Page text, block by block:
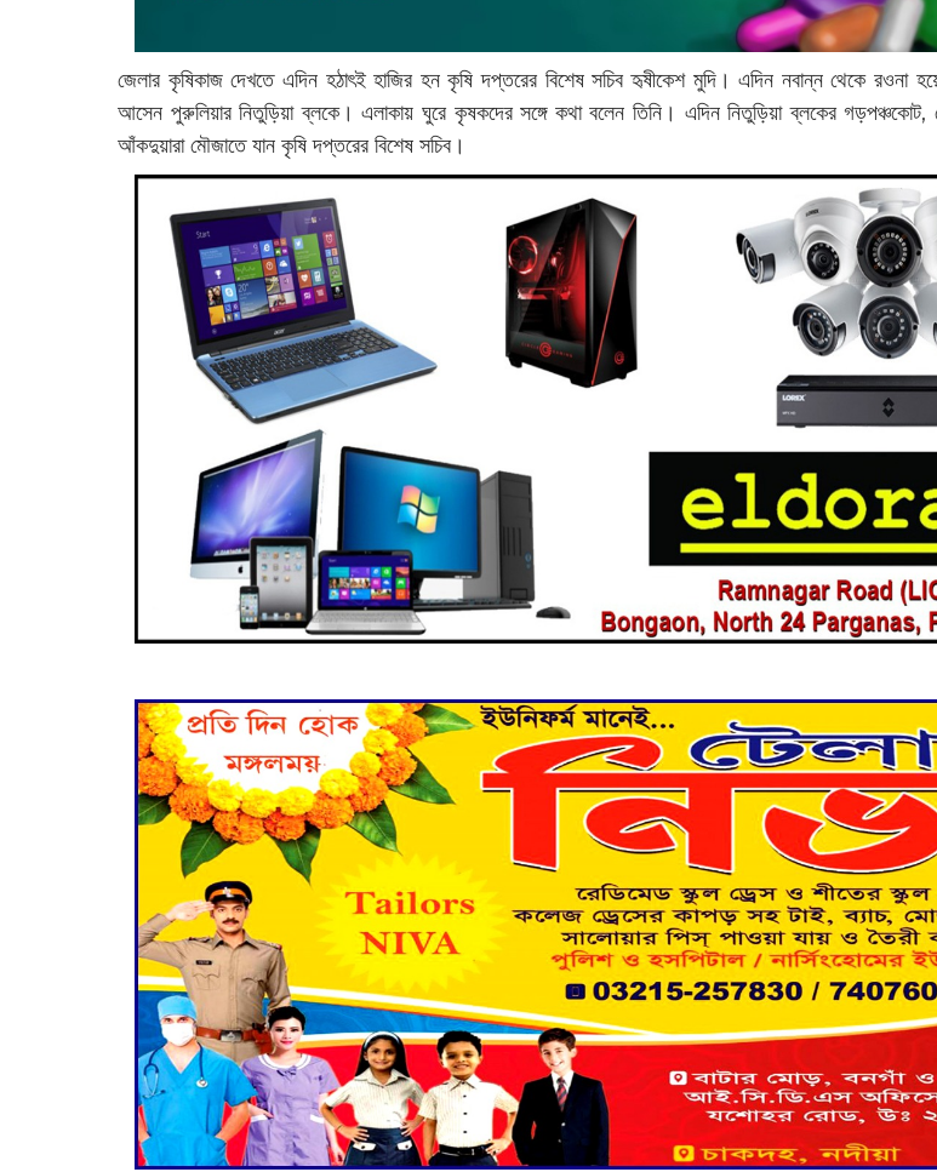
জেলার কৃষিকাজ দেখতে এদিন হঠাৎই হাজির হন কৃষি দপ্তরের বিশেষ সচিব হৃষীকেশ মুদি। এদিন নবান্ন থেকে রওনা
আসেন পুরুলিয়ার নিতুড়িয়া ব্লকে। এলাকায় ঘুরে কৃষকদের সঙ্গে কথা বলেন তিনি। এদিন নিতুড়িয়া ব্লকের গড়পঞ্চকোট,
আঁকদুয়ারা মৌজাতে যান কৃষি দপ্তরের বিশেষ সচিব।